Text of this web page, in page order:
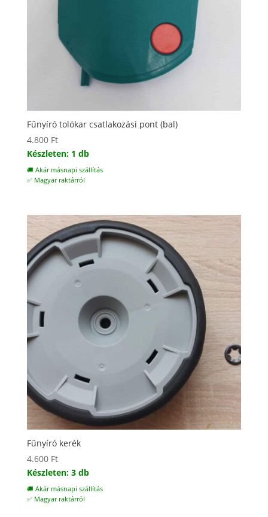
Fűnyíró tolókar csatlakozási pont (bal)
4.800 Ft
Készleten: 1 db
🚚 Akár másnapi szállítás
✅ Magyar raktárról
Fűnyíró kerék
4.600 Ft
Készleten: 3 db
🚚 Akár másnapi szállítás
✅ Magyar raktárról